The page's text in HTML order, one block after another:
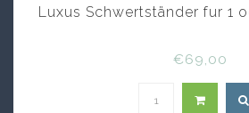
Luxus Schwertständer fur 1
€69,00